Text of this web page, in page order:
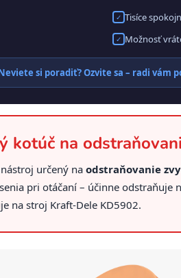
✓ Tisíce
✓ Možnosť
si poradiť? Ozvite sa – radi vám
na
určený na odstraňovanie
pri otáčaní – účinne odstraňuje
na stroj Kraft-Dele KD5902.